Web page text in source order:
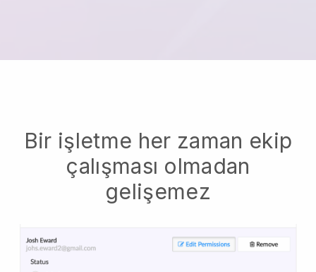
Bir işletme her zaman ekip
çalışması olmadan
gelişemez